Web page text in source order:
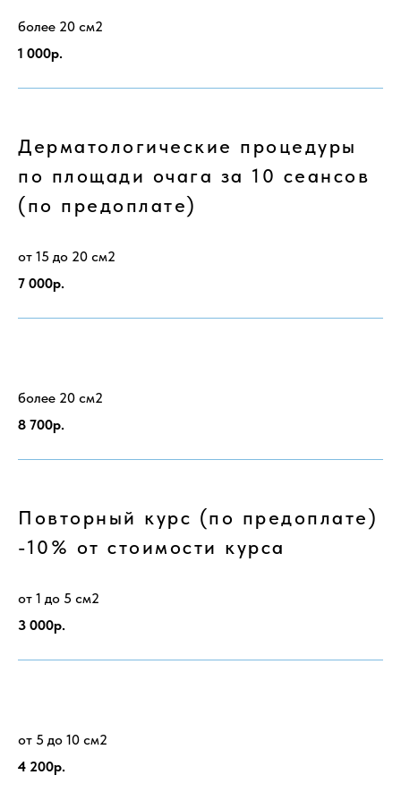
более 20 см2
1 000р.
Дерматологические процедуры
по площади очага за 10 сеансов
(по предоплате)
от 15 до 20 см2
7 000р.
более 20 см2
8 700р.
Повторный курс (по предоплате)
-10% от стоимости курса
от 1 до 5 см2
3 000р.
от 5 до 10 см2
4 200р.